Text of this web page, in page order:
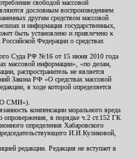
свободой массовой
дословным воспроизведением
другим средством массовой
и информация государственных,
быть установлено и привлечено к
Российской Федерации о средствах
Суда РФ №16 от 15 июня 2010 года
массовой информации», «по делам,
распространитель не является
Закона РФ «О средствах массовой
в ходе которой определяется
СМИ»).
компенсации морального вреда
опровержения, в порядке ч.2 ст.152 ГК
определения Хабаровского
И.И.Куликовой,
редакции. Редакция не вступает в